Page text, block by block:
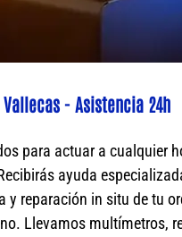
- Asistencia 24h
para actuar a cualquier
ayuda
y reparación in situ de tu
Llevamos multímetros,